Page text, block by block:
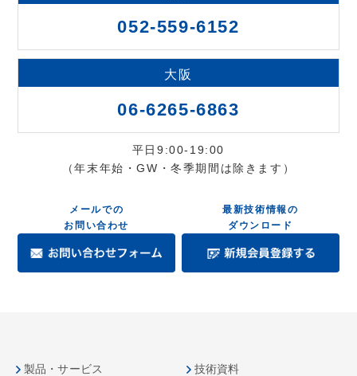
052-559-6152
大阪
06-6265-6863
平日9:00-19:00
（年末年始・GW・冬季期間は除きます）
メールでの
お問い合わせ
最新技術情報の
ダウンロード
製品・サービス 技術資料